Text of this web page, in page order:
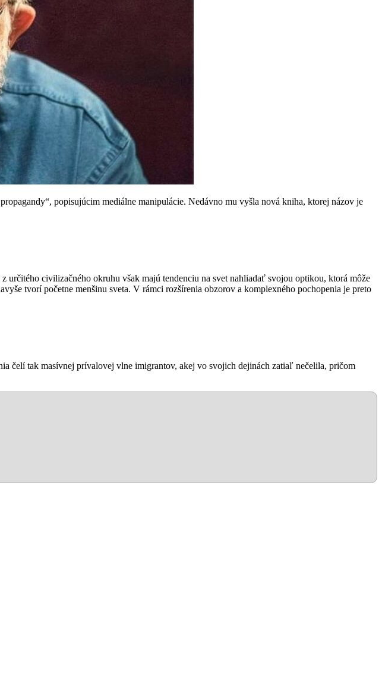
popisujúcim mediálne manipulácie. Nedávno mu vyšla nová kniha, ktorej názov je
civilizačného okruhu však majú tendenciu na svet nahliadať svojou optikou, ktorá môže
tvorí početne menšinu sveta. V rámci rozšírenia obzorov a komplexného pochopenia je preto
čelí tak masívnej prívalovej vlne imigrantov, akej vo svojich dejinách zatiaľ nečelila, pričom